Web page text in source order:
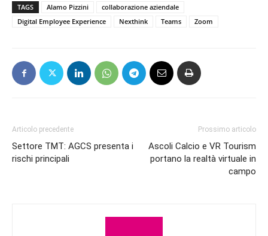
TAGS Alamo Pizzini
collaborazione aziendale
Digital Employee Experience
Nexthink Teams Zoom
Articolo precedente
Settore TMT: AGCS presenta i
rischi principali
Prossimo articolo
Ascoli Calcio e VR Tourism
portano la realtà virtuale in
campo